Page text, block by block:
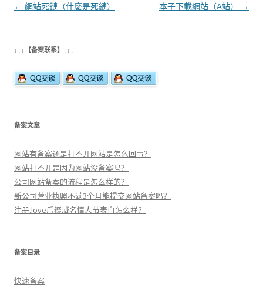
文
航
← 網站死鏈（什麼是死鏈） 本子下載網站（A站） →
↓↓↓【备案联系】↓↓↓
备案文章
网站有备案还是打不开网站是怎么回事？
网站打不开是因为网站没备案吗？
公司网站备案的流程是怎么样的？
新公司营业执照不满3个月能提交网站备案吗？
注册.love后缀域名情人节表白怎么样？
备案目录
快速备案